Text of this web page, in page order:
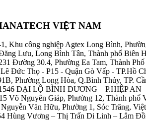
VIỆT NAM
Khu công nghiệp Agtex Long Bình,
Lưu, Long Bình Tân, Thành phố Biên
Đường 30.4, Phường Ea Tam, Thành
Đức Thọ - P15 - Quận Gò Vấp - TP.Hồ
Phường Long Hòa, Q.Bình Thủy, TP.
ĐẠI LỘ BÌNH DƯƠNG – P.HIỆP
Võ Nguyên Giáp, Phường 12, Thành phố
Nguyễn Văn Hữu, Phường 1, Sóc Trăng,
Hùng Vương – Thị Trấn Di Linh – Lâm